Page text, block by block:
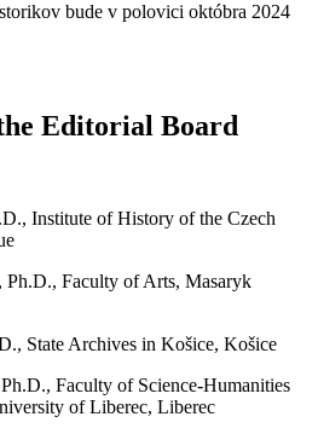
bude v polovici októbra 2024
Editorial Board
Institute of History of the Czech
Ph.D., Faculty of Arts, Masaryk
State Archives in Košice, Košice
Faculty of Science-Humanities
of Liberec, Liberec